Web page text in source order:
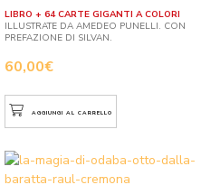
60,00€
LIBRO + 64 CARTE GIGANTI A COLORI
ILLUSTRATE DA AMEDEO PUNELLI. CON
PREFAZIONE DI SILVAN.
AGGIUNGI AL CARRELLO